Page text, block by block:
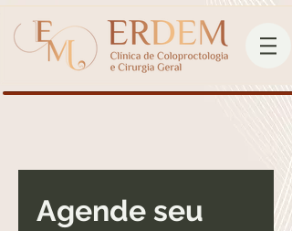
Agende seu